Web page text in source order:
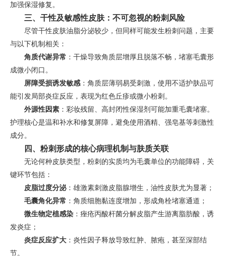
加强保湿修复。
三、干性及敏感性皮肤：不可忽视的粉刺风险
尽管干性皮肤油脂分泌较少，但同样可能发生粉刺问题，主要
与以下机制相关：
角质代谢异常 ：干燥导致角质层增厚且脱落不畅，堵塞毛囊形
成微小闭口。
屏障受损诱发敏感 ：角质层薄弱易受刺激，使用不适护肤品可
能引发局部炎症反应，表现为红色丘疹或微小粉刺。
外源性因素 ：彩妆残留、高封闭性保湿剂可能加重毛囊堵塞。
护理核心是温和补水和修复屏障，避免使用酒精、强皂基等刺激性
成分。
四、粉刺形成的核心病理机制与肤质关联
无论何种皮肤类型，粉刺的实质均为毛囊单位的功能障碍，关
键环节包括：
皮脂过度分泌：雄激素刺激皮脂腺增生，油性皮肤尤为显著；
毛囊角化异常 ：角质细胞黏连度增加，形成角栓堵塞通道；
微生物定植感染 ：痤疮丙酸杆菌分解皮脂产生游离脂肪酸，诱
发炎症；
炎症反应扩大 ：炎性因子释放导致红肿、脓疱，甚至深部结
节。